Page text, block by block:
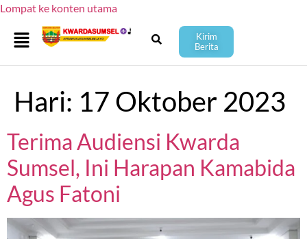
Lompat ke konten utama
Kirim
Berita
Hari: 17 Oktober 2023
Terima Audiensi Kwarda
Sumsel, Ini Harapan Kamabida
Agus Fatoni